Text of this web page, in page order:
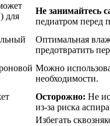
для
Не занимайтесь
педиатром перед
Оптимальная
предотвратить
Можно
необходимости.
Осторожно: Не
из-за риска
Избегать